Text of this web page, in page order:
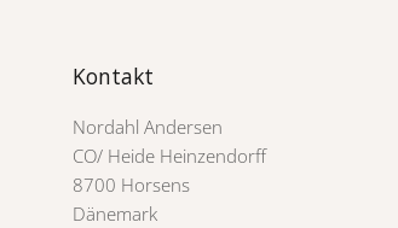
Kontakt
Nordahl Andersen
CO/ Heide Heinzendorff
8700 Horsens
Dänemark